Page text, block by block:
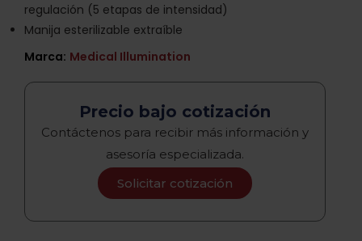
regulación (5 etapas de intensidad)
Manija esterilizable extraíble
Marca: Medical Illumination
Precio bajo cotización
Contáctenos para recibir más información y
asesoría especializada.
Solicitar cotización